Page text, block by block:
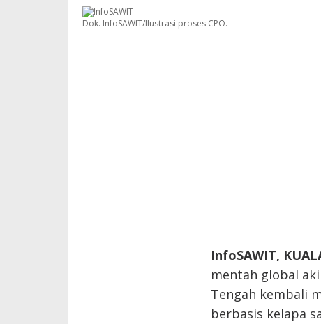
Dok. InfoSAWIT/Ilustrasi proses CPO.
InfoSAWIT,
mentah global
Tengah kembali
berbasis kelapa